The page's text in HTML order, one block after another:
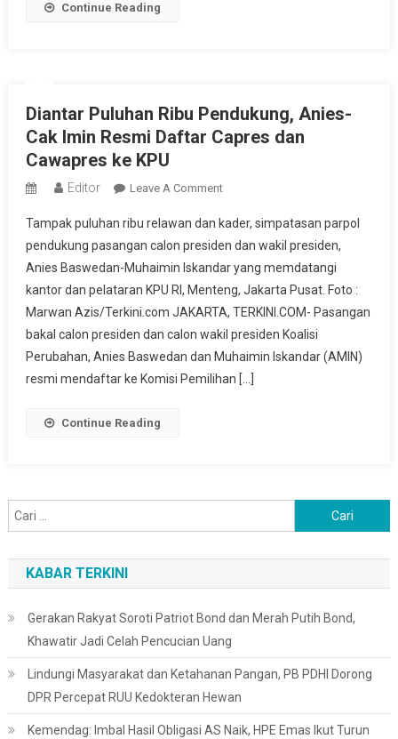
Continue Reading
Diantar Puluhan Ribu Pendukung, Anies-
Cak Imin Resmi Daftar Capres dan
Cawapres ke KPU
Editor Leave A CommentOn
Puluhan
Ribu
Pendukung,
Anies-
Cak
Imin
Resmi
Daftar
Tampak puluhan ribu relawan dan kader, simpatasan parpol
pendukung pasangan calon presiden dan wakil presiden,
Anies Baswedan-Muhaimin Iskandar yang memdatangi
kantor dan pelataran KPU RI, Menteng, Jakarta Pusat. Foto :
Marwan Azis/Terkini.com JAKARTA, TERKINI.COM- Pasangan
bakal calon presiden dan calon wakil presiden Koalisi
Perubahan, Anies Baswedan dan Muhaimin Iskandar (AMIN)
resmi mendaftar ke Komisi Pemilihan […]
Continue Reading
untuk:
KABAR TERKINI
Gerakan Rakyat Soroti Patriot Bond dan Merah Putih Bond,
Khawatir Jadi Celah Pencucian Uang
Lindungi Masyarakat dan Ketahanan Pangan, PB PDHI Dorong
DPR Percepat RUU Kedokteran Hewan
Kemendag: Imbal Hasil Obligasi AS Naik, HPE Emas Ikut Turun